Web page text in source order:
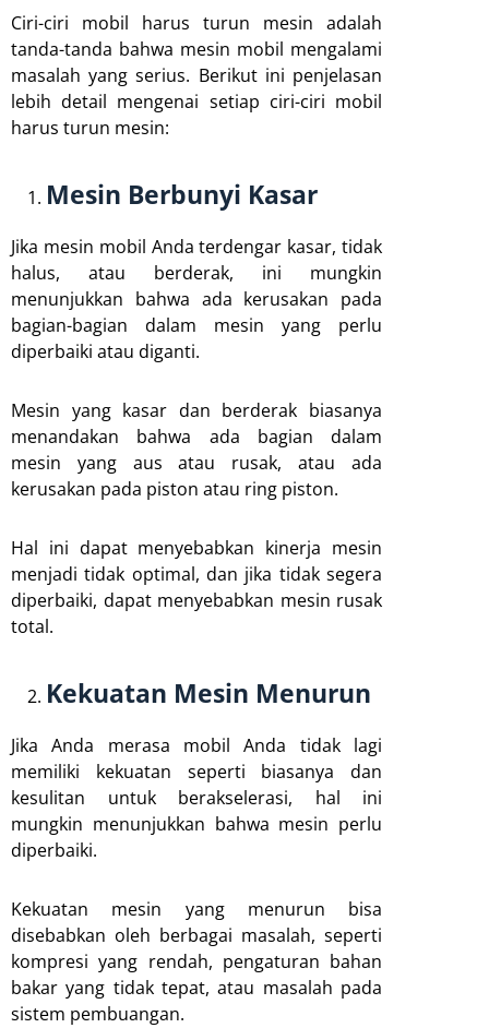
Ciri-ciri mobil harus turun mesin adalah
tanda-tanda bahwa mesin mobil mengalami
masalah yang serius. Berikut ini penjelasan
lebih detail mengenai setiap ciri-ciri mobil
harus turun mesin:
Mesin Berbunyi Kasar
Jika mesin mobil Anda terdengar kasar, tidak
halus, atau berderak, ini mungkin
menunjukkan bahwa ada kerusakan pada
bagian-bagian dalam mesin yang perlu
diperbaiki atau diganti.
Mesin yang kasar dan berderak biasanya
menandakan bahwa ada bagian dalam
mesin yang aus atau rusak, atau ada
kerusakan pada piston atau ring piston.
Hal ini dapat menyebabkan kinerja mesin
menjadi tidak optimal, dan jika tidak segera
diperbaiki, dapat menyebabkan mesin rusak
total.
Kekuatan Mesin Menurun
Jika Anda merasa mobil Anda tidak lagi
memiliki kekuatan seperti biasanya dan
kesulitan untuk berakselerasi, hal ini
mungkin menunjukkan bahwa mesin perlu
diperbaiki.
Kekuatan mesin yang menurun bisa
disebabkan oleh berbagai masalah, seperti
kompresi yang rendah, pengaturan bahan
bakar yang tidak tepat, atau masalah pada
sistem pembuangan.